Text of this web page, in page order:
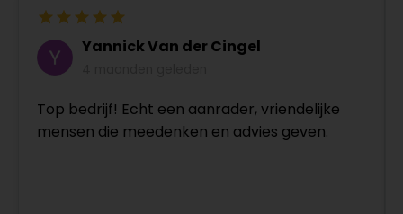
Yannick Van der Cingel
Top bedrijf! Echt een aanrader, vriendelijke
mensen die meedenken en advies geven.